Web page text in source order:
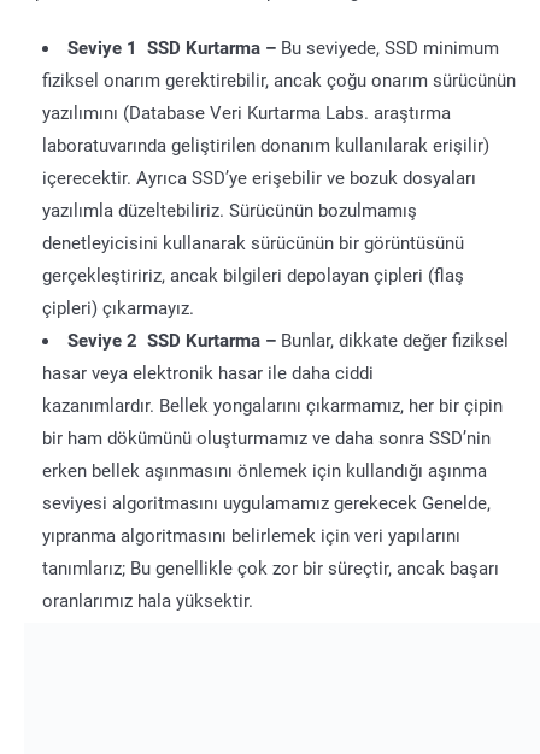
Seviye 1 SSD Kurtarma – Bu seviyede, SSD minimum
fiziksel onarım gerektirebilir, ancak çoğu onarım sürücünün
yazılımını (Database Veri Kurtarma Labs. araştırma
laboratuvarında geliştirilen donanım kullanılarak erişilir)
içerecektir. Ayrıca SSD’ye erişebilir ve bozuk dosyaları
yazılımla düzeltebiliriz. Sürücünün bozulmamış
denetleyicisini kullanarak sürücünün bir görüntüsünü
gerçekleştiririz, ancak bilgileri depolayan çipleri (flaş
çipleri) çıkarmayız.
Seviye 2 SSD Kurtarma – Bunlar, dikkate değer fiziksel
hasar veya elektronik hasar ile daha ciddi
kazanımlardır. Bellek yongalarını çıkarmamız, her bir çipin
bir ham dökümünü oluşturmamız ve daha sonra SSD’nin
erken bellek aşınmasını önlemek için kullandığı aşınma
seviyesi algoritmasını uygulamamız gerekecek Genelde,
yıpranma algoritmasını belirlemek için veri yapılarını
tanımlarız; Bu genellikle çok zor bir süreçtir, ancak başarı
oranlarımız hala yüksektir.